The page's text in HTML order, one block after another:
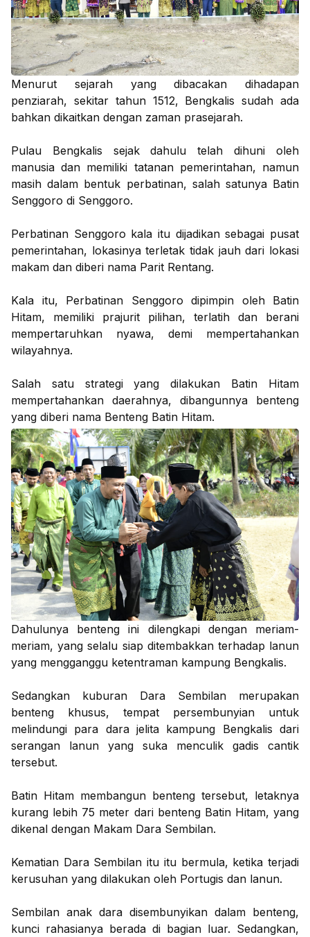
Menurut sejarah yang dibacakan dihadapan
penziarah, sekitar tahun 1512, Bengkalis sudah ada
bahkan dikaitkan dengan zaman prasejarah.
Pulau Bengkalis sejak dahulu telah dihuni oleh
manusia dan memiliki tatanan pemerintahan, namun
masih dalam bentuk perbatinan, salah satunya Batin
Senggoro di Senggoro.
Perbatinan Senggoro kala itu dijadikan sebagai pusat
pemerintahan, lokasinya terletak tidak jauh dari lokasi
makam dan diberi nama Parit Rentang.
Kala itu, Perbatinan Senggoro dipimpin oleh Batin
Hitam, memiliki prajurit pilihan, terlatih dan berani
mempertaruhkan nyawa, demi mempertahankan
wilayahnya.
Salah satu strategi yang dilakukan Batin Hitam
mempertahankan daerahnya, dibangunnya benteng
yang diberi nama Benteng Batin Hitam.
Dahulunya benteng ini dilengkapi dengan meriam-
meriam, yang selalu siap ditembakkan terhadap lanun
yang mengganggu ketentraman kampung Bengkalis.
Sedangkan kuburan Dara Sembilan merupakan
benteng khusus, tempat persembunyian untuk
melindungi para dara jelita kampung Bengkalis dari
serangan lanun yang suka menculik gadis cantik
tersebut.
Batin Hitam membangun benteng tersebut, letaknya
kurang lebih 75 meter dari benteng Batin Hitam, yang
dikenal dengan Makam Dara Sembilan.
Kematian Dara Sembilan itu itu bermula, ketika terjadi
kerusuhan yang dilakukan oleh Portugis dan lanun.
Sembilan anak dara disembunyikan dalam benteng,
kunci rahasianya berada di bagian luar. Sedangkan,